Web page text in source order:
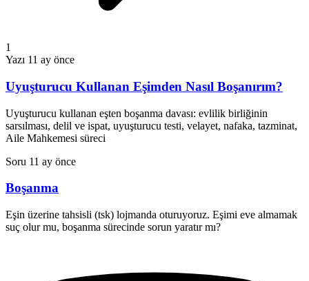
1
Yazı 11 ay önce
Uyuşturucu Kullanan Eşimden Nasıl Boşanırım?
Uyuşturucu kullanan eşten boşanma davası: evlilik birliğinin
sarsılması, delil ve ispat, uyuşturucu testi, velayet, nafaka, tazminat,
Aile Mahkemesi süreci
Soru 11 ay önce
Boşanma
Eşin üzerine tahsisli (tsk) lojmanda oturuyoruz. Eşimi eve almamak
suç olur mu, boşanma sürecinde sorun yaratır mı?